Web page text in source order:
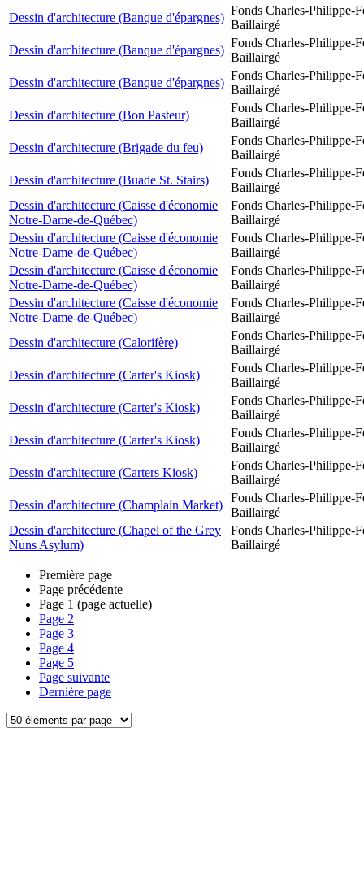
Dessin d'architecture (Banque d'épargnes)
Fonds Charles-Philippe-
Baillairgé
Dessin d'architecture (Banque d'épargnes)
Fonds Charles-Philippe-
Baillairgé
Dessin d'architecture (Banque d'épargnes)
Fonds Charles-Philippe-
Baillairgé
Dessin d'architecture (Bon Pasteur)
Fonds Charles-Philippe-
Baillairgé
Dessin d'architecture (Brigade du feu)
Fonds Charles-Philippe-
Baillairgé
Dessin d'architecture (Buade St. Stairs)
Fonds Charles-Philippe-
Baillairgé
Dessin d'architecture (Caisse d'économie
Notre-Dame-de-Québec)
Fonds Charles-Philippe-
Baillairgé
Dessin d'architecture (Caisse d'économie
Notre-Dame-de-Québec)
Fonds Charles-Philippe-
Baillairgé
Dessin d'architecture (Caisse d'économie
Notre-Dame-de-Québec)
Fonds Charles-Philippe-
Baillairgé
Dessin d'architecture (Caisse d'économie
Notre-Dame-de-Québec)
Fonds Charles-Philippe-
Baillairgé
Dessin d'architecture (Calorifère)
Fonds Charles-Philippe-
Baillairgé
Dessin d'architecture (Carter's Kiosk)
Fonds Charles-Philippe-
Baillairgé
Dessin d'architecture (Carter's Kiosk)
Fonds Charles-Philippe-
Baillairgé
Dessin d'architecture (Carter's Kiosk)
Fonds Charles-Philippe-
Baillairgé
Dessin d'architecture (Carters Kiosk)
Fonds Charles-Philippe-
Baillairgé
Dessin d'architecture (Champlain Market)
Fonds Charles-Philippe-
Baillairgé
Dessin d'architecture (Chapel of the Grey
Nuns Asylum)
Fonds Charles-Philippe-
Baillairgé
Première page
Page précédente
Page 1 (page actuelle)
Page 2
Page 3
Page 4
Page 5
Page suivante
Dernière page